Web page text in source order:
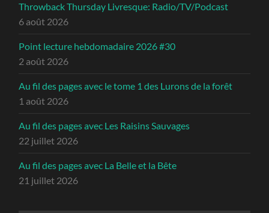
Throwback Thursday Livresque: Radio/TV/Podcast
6 août 2026
Point lecture hebdomadaire 2026 #30
2 août 2026
Au fil des pages avec le tome 1 des Lurons de la forêt
1 août 2026
Au fil des pages avec Les Raisins Sauvages
22 juillet 2026
Au fil des pages avec La Belle et la Bête
21 juillet 2026